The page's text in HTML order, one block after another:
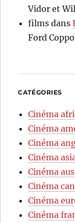
Vidor et
films dans
Ford
CATÉGORIES
Cinéma
Cinéma
Cinéma
Cinéma
Cinéma
Cinéma
Cinéma
Cinéma